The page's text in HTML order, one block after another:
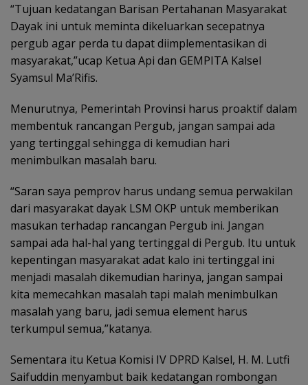
“Tujuan kedatangan Barisan Pertahanan Masyarakat
Dayak ini untuk meminta dikeluarkan secepatnya
pergub agar perda tu dapat diimplementasikan di
masyarakat,”ucap Ketua Api dan GEMPITA Kalsel
Syamsul Ma’Rifis.
Menurutnya, Pemerintah Provinsi harus proaktif dalam
membentuk rancangan Pergub, jangan sampai ada
yang tertinggal sehingga di kemudian hari
menimbulkan masalah baru.
“Saran saya pemprov harus undang semua perwakilan
dari masyarakat dayak LSM OKP untuk memberikan
masukan terhadap rancangan Pergub ini. Jangan
sampai ada hal-hal yang tertinggal di Pergub. Itu untuk
kepentingan masyarakat adat kalo ini tertinggal ini
menjadi masalah dikemudian harinya, jangan sampai
kita memecahkan masalah tapi malah menimbulkan
masalah yang baru, jadi semua element harus
terkumpul semua,”katanya.
Sementara itu Ketua Komisi IV DPRD Kalsel, H. M. Lutfi
Saifuddin menyambut baik kedatangan rombongan